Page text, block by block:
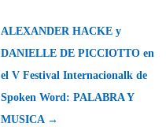
ALEXANDER HACKE y
DANIELLE DE PICCIOTTO en
el V Festival Internacionalk de
Spoken Word: PALABRA Y
MUSICA →